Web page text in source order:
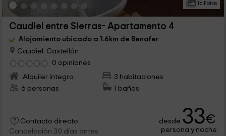
16 Fotos
Caudiel entre Sierras- Apartamento 4
Alojamiento ubicado a 1.6km de Benafer
Caudiel, Castellón
0 opiniones
Alquiler íntegro
3 habitaciones
6 personas
1 baños
Contacto directo
Cancelación 30 días antes
desde 33€
persona y noche